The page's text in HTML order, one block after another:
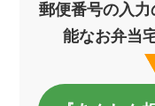
郵便番号の入
能なお弁当